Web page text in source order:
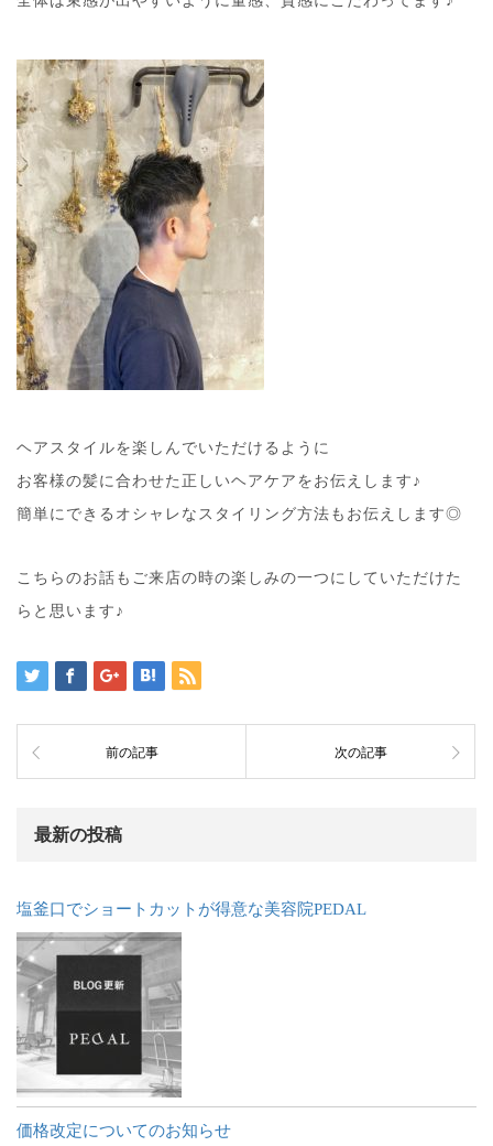
ヘアスタイルを楽しんでいただけるように
お客様の髪に合わせた正しいヘアケアをお伝えします♪
簡単にできるオシャレなスタイリング方法もお伝えします◎
こちらのお話もご来店の時の楽しみの一つにしていただけた
らと思います♪
前の記事 次の記事
最新の投稿
塩釜口でショートカットが得意な美容院PEDAL
価格改定についてのお知らせ